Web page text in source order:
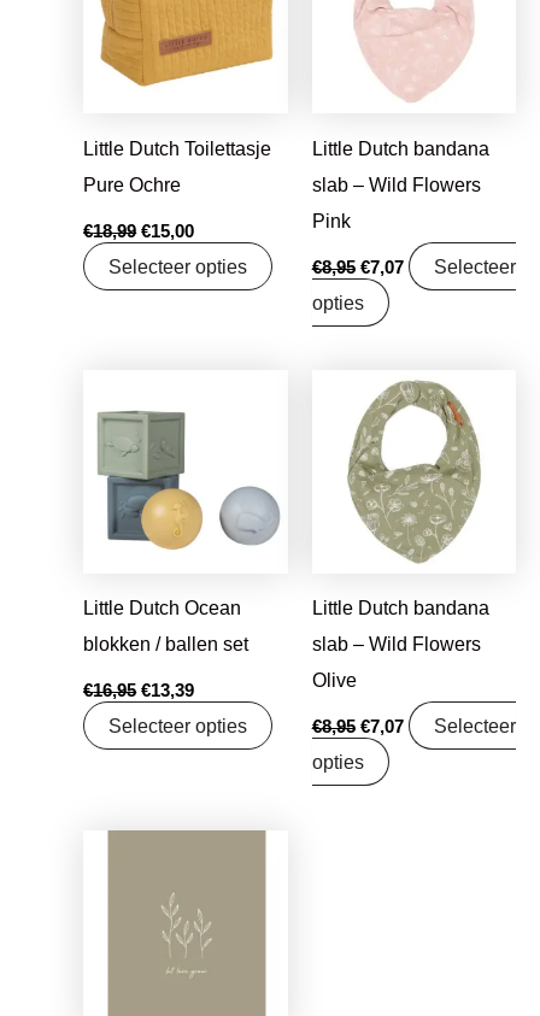
Little Dutch Toilettasje
Pure Ochre
€18,99 €15,00
Selecteer opties
Little Dutch bandana
slab – Wild Flowers
Pink
€8,95 €7,07
Selecteer
opties
Little Dutch Ocean
blokken / ballen set
€16,95
was:
€16,95.
€13,39
Selecteer opties
Little Dutch bandana
slab – Wild Flowers
Olive
€8,95
Oorspronkelijke
prijs
was:
€8,95.
€7,07
Huidige
prijs
€7,07.
Selecteer
opties
€1,25.€0,99.